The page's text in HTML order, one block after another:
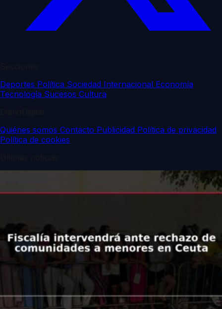
Deportes Política Sociedad Internacional Economía
Tecnología Sucesos Cultura
Quiénes somos Contacto Publicidad Política de privacidad
Política de cookies